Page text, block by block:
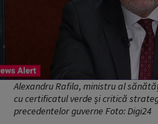
Alexandru Rafila, ministru al
cu certificatul verde și critică
precedentelor guverne Foto: Digi24